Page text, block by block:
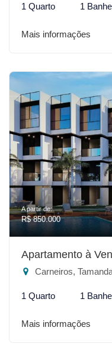
1 Quarto 1
Mais informações
A partir de:
R$ 850.000
Apartamento à
Carneiros,
1 Quarto 1
Mais informações